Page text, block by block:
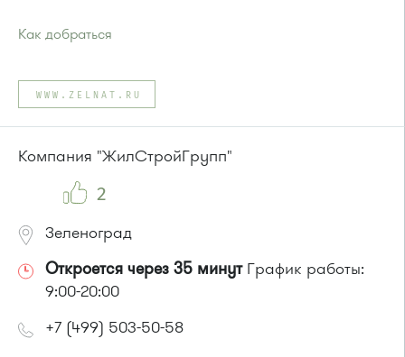
Как добраться
Автобусы № 3, 7, 13, 30
или до остановки"Западная"
Автобусы № 7, 13, 30, 3
WWW.ZELNAT.RU
Компания "ЖилСтройГрупп"
2
Зеленоград
Откроется через 35 минутГрафик работы:
9:00-20:00
+7 (499) 503-50-58